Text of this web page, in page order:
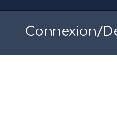
NavigationConnexion/